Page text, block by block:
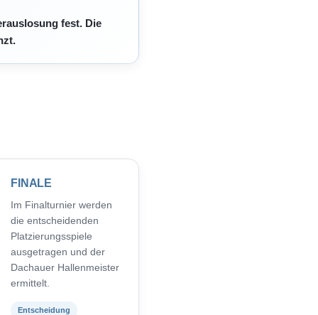
fest. Die
FINALE
Im Finalturnier werden
die entscheidenden
Platzierungsspiele
ausgetragen und der
Dachauer Hallenmeister
ermittelt.
Entscheidung